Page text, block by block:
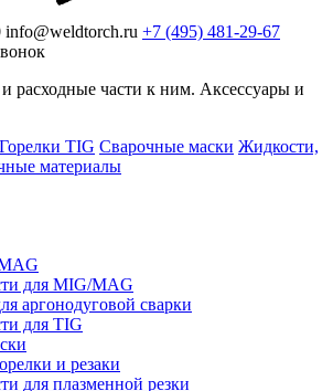
info@weldtorch.ru +7 (495) 481-29-67
расходные части к ним. Аксессуары и
Горелки TIG Сварочные маски Жидкости,
материалы
для MIG/MAG
аргонодуговой сварки
для TIG
и резаки
для плазменной резки